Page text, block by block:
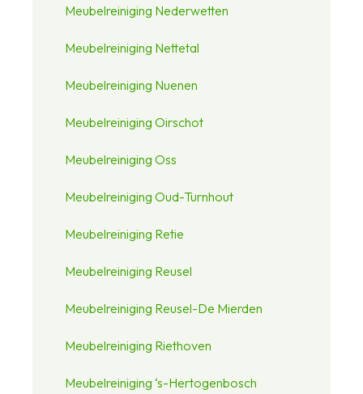
Meubelreiniging Nederwetten
Meubelreiniging Nettetal
Meubelreiniging Nuenen
Meubelreiniging Oirschot
Meubelreiniging Oss
Meubelreiniging Oud-Turnhout
Meubelreiniging Retie
Meubelreiniging Reusel
Meubelreiniging Reusel-De Mierden
Meubelreiniging Riethoven
Meubelreiniging ‘s-Hertogenbosch